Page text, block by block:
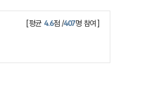
[평균 4.6점 /407명 참여]